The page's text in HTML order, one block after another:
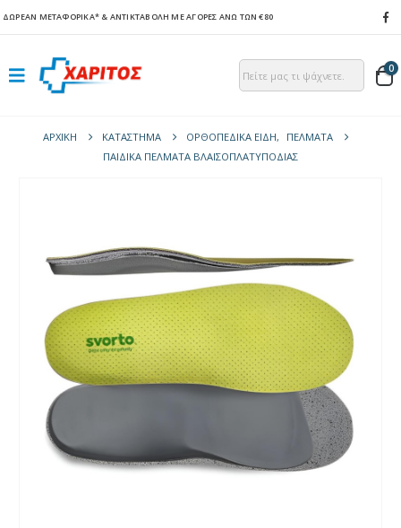
ΔΩΡΕΑΝ ΜΕΤΑΦΟΡΙΚΑ* & ΑΝΤΙΚΤΑΒΟΛΗ ΜΕ ΑΓΟΡΕΣ ΑΝΩ ΤΩΝ €80
0
ΑΡΧΙΚΉ ΚΑΤΆΣΤΗΜΑ ΟΡΘΟΠΕΔΙΚΑ ΕΙΔΗ,
ΠΈΛΜΑΤΑ
ΠΑΙΔΙΚΆ ΠΈΛΜΑΤΑ ΒΛΑΙΣΟΠΛΑΤΥΠΟΔΊΑΣ